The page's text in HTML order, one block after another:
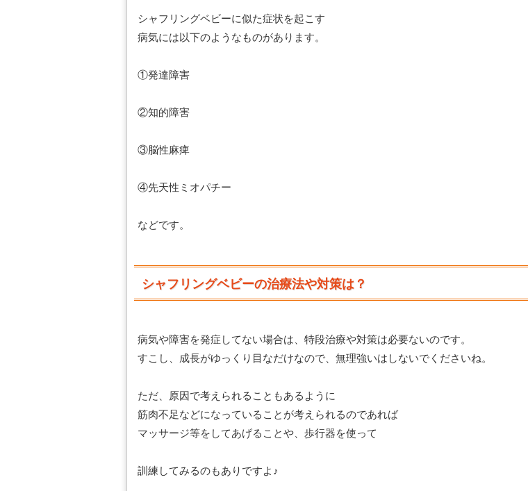
シャフリングベビーに似た症状を起こす
病気には以下のようなものがあります。
①発達障害
②知的障害
③脳性麻痺
④先天性ミオパチー
などです。
シャフリングベビーの治療法や対策は？
病気や障害を発症してない場合は、特段治療や対策は必要ないのです。
すこし、成長がゆっくり目なだけなので、無理強いはしないでくださいね。
ただ、原因で考えられることもあるように
筋肉不足などになっていることが考えられるのであれば
マッサージ等をしてあげることや、歩行器を使って
訓練してみるのもありですよ♪